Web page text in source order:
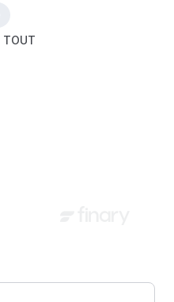
TOUT